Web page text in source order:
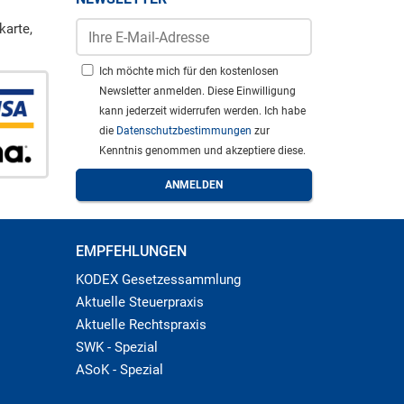
Ich möchte mich für den kostenlosen
Newsletter anmelden. Diese Einwilligung
kann jederzeit widerrufen werden. Ich habe
die Datenschutzbestimmungen zur
Kenntnis genommen und akzeptiere diese.
EMPFEHLUNGEN
KODEX Gesetzessammlung
Aktuelle Steuerpraxis
Aktuelle Rechtspraxis
SWK - Spezial
ASoK - Spezial